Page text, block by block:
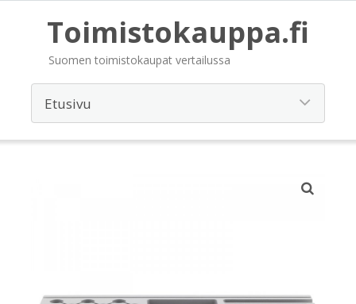
Toimistokauppa.fi
Suomen toimistokaupat vertailussa